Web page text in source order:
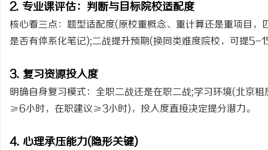
2. 专业课评估：判断与目标院校适配度
核心看三点：题型适配度(原校重概念、重计算还是重项目
是否有体系化笔记);二战提升预期(换同类难度院校，可提
3. 复习资源投入度
明确自身复习模式：全职二战还是在职二战;学习环境(北京
≥6小时，在职建议≥3小时)，投入度直接决定提分潜力。
4. 心理承压能力(隐形关键)